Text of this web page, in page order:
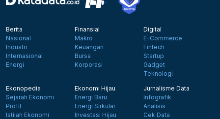
Berita
Nasional
Industri
Internasional
Energi
Finansial
Makro
Keuangan
Bursa
Korporasi
Digital
E-Commerce
Fintech
Startup
Gadget
Teknologi
Ekonopedia
Sejarah Ekonomi
Profil
Istilah Ekonomi
Ekonomi Hijau
Energi Baru
Energi Sirkular
Investasi Hijau
Jurnalisme Data
Infografik
Analisis
Cek Data